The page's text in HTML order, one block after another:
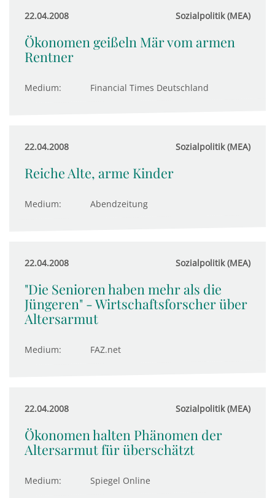
22.04.2008 Sozialpolitik (MEA)
Ökonomen geißeln Mär vom armen
Rentner
Medium: Financial Times Deutschland
22.04.2008 Sozialpolitik (MEA)
Reiche Alte, arme Kinder
Medium: Abendzeitung
22.04.2008 Sozialpolitik (MEA)
"Die Senioren haben mehr als die
Jüngeren" - Wirtschaftsforscher über
Altersarmut
Medium: FAZ.net
22.04.2008 Sozialpolitik (MEA)
Ökonomen halten Phänomen der
Altersarmut für überschätzt
Medium: Spiegel Online